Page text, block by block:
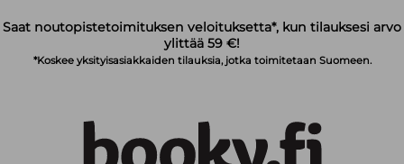
Saat noutopistetoimituksen veloituksetta*, kun tilauksesi arvo
ylittää 59 €!
*Koskee yksityisasiakkaiden tilauksia, jotka toimitetaan Suomeen.